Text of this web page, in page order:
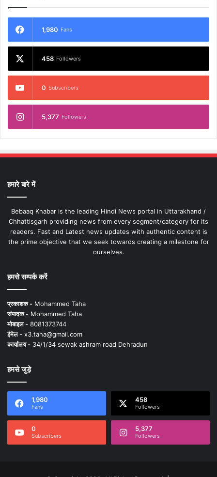
1,980 Fans
458 Followers
0 Subscribers
5,377 Followers
हमारे बारे में
Bebaaq Khabar is the leading Hindi News portal in Uttarakhand /
Chhattisgarh providing news from every segment/category for its
readers. Fast and Latest news updates with authentic content is
the prime objective that we seek towards creating a milestone for
ourselves.
हमसे सम्पर्क करें
प्रकाशक - Mohammed Taha
संपादक - Mohammed Taha
मोबाइल - 8081373744
ईमेल - x3.taha@gmail.com
कार्यालय - 34/1/34 sewak ashram road Dehradun
हमसे जुड़े
1,980
Fans
458
Followers
0
Subscribers
5,377
Followers